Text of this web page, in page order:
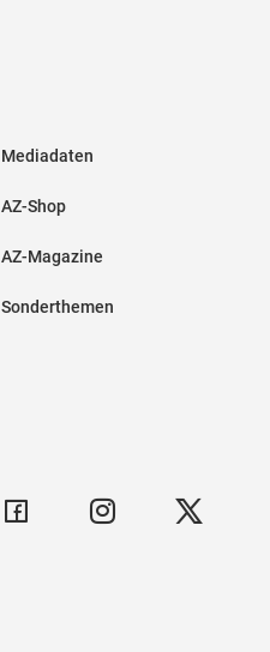
Mediadaten
AZ-Shop
AZ-Magazine
Sonderthemen